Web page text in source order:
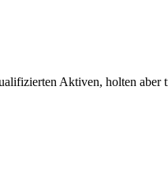
Aktiven, holten aber